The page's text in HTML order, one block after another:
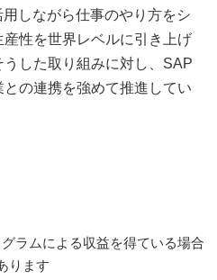
しながら仕事のやり方をシ
性を世界レベルに引き上げ
した取り組みに対し、SAP
の連携を強めて推進してい
ラムによる収益を得ている場合
ります